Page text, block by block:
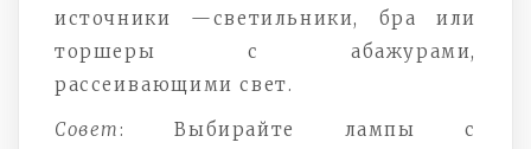
источники —светильники, бра или
торшеры с абажурами,
рассеивающими свет.
Совет: Выбирайте лампы с